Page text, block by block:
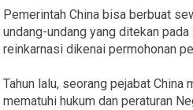
Pemerintah China bisa berbuat
undang-undang yang ditekan
reinkarnasi dikenai permohonan
Tahun lalu, seorang pejabat China
mematuhi hukum dan peraturan